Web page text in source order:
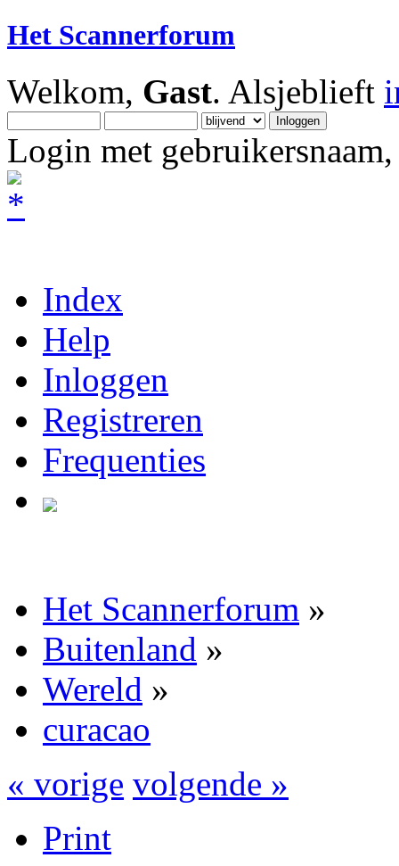
Het Scannerforum
Welkom, Gast. Alsjeblieft
Login met
Index
Help
Inloggen
Registreren
Frequenties
Het Scannerforum »
Buitenland »
Wereld »
curacao
« vorige volgende »
Print